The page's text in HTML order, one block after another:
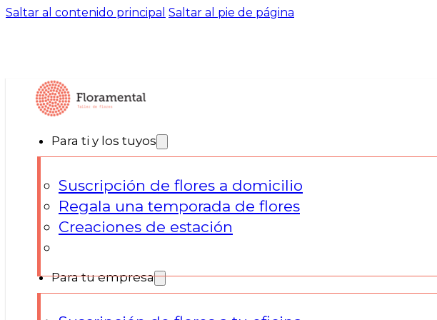
Saltar al contenido principal Saltar al pie de página
Para ti y los tuyos
Suscripción de flores a domicilio
Regala una temporada de flores
Creaciones de estación
Para tu empresa